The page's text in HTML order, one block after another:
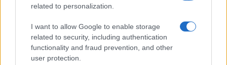
related to personalization.
I want to allow Google to enable storage
related to security, including authentication
functionality and fraud prevention, and other
user protection.
Sportmagazine: notizie, approfondimenti e classifiche su
MotoGP e Olimpiadi. Le ultime news dalle competizioni
nazionali e internazionali, gli highlight delle partite, le
interviste ai protagonisti e i risultati in tempo reale di tutte
le discipline che fanno emozionare gli appassionati di